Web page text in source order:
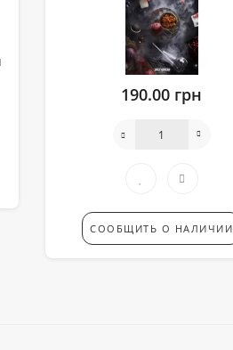
190.00 грн
СООБЩИТЬ О НАЛИЧИИ